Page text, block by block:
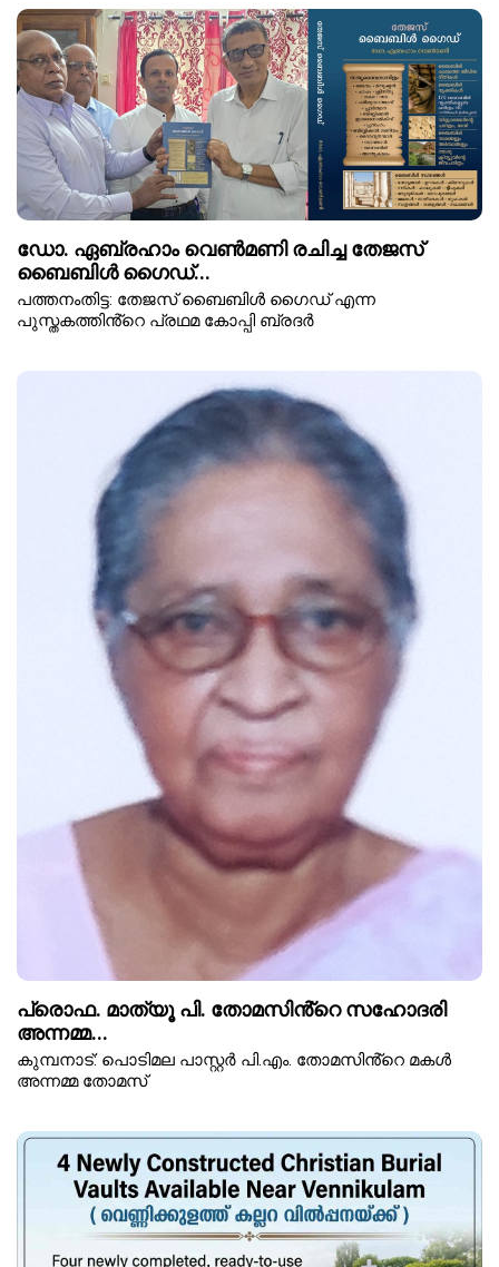
ഡോ. ഏബ്രഹാം വെൺമണി രചിച്ച തേജസ്
ബൈബിൾ ഗൈഡ്...
പത്തനംതിട്ട: തേജസ് ബൈബിൾ ഗൈഡ് എന്ന
പുസ്തകത്തിൻ്റെ പ്രഥമ കോപ്പി ബ്രദർ
പ്രൊഫ. മാത്യൂ പി. തോമസിൻ്റെ സഹോദരി
അന്നമ്മ...
കുമ്പനാട്: പൊടിമല പാസ്റ്റർ പി.എം. തോമസിൻ്റെ മകൾ
അന്നമ്മ തോമസ്